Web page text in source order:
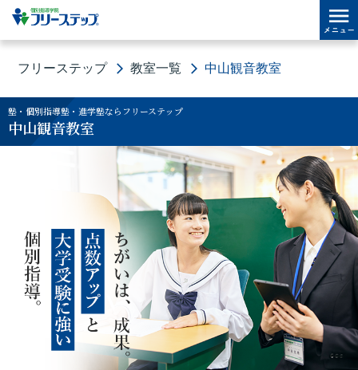
フリーステップ 教室一覧 中山観音教室
塾・個別指導塾・進学塾ならフリーステップ
中山観音教室